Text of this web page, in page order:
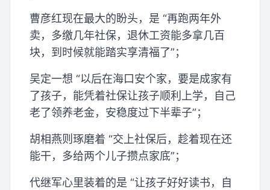
曹彦红现在最大的盼头，是 “再跑两年外
卖，多缴几年社保，退休工资能多拿几百
块，到时候就能踏实享清福了”；
吴定一想 “以后在海口安个家，要是成家有
了孩子，能凭着社保让孩子顺利上学，自己
老了领养老金，安稳度过下半辈子”；
胡相燕则琢磨着 “交上社保后，趁着现在还
能干，多给两个儿子攒点家底”；
代继军心里装着的是 “让孩子好好读书，自